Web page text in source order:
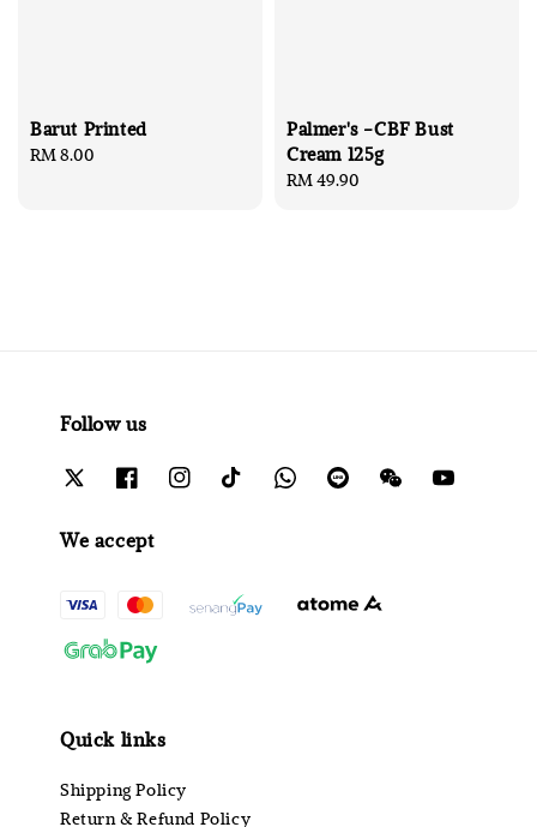
Barut Printed
Regular
RM 8.00
Palmer's -CBF Bust
Cream 125g
Regular
RM 49.90
Follow us
We accept
Quick links
Shipping Policy
Return & Refund Policy